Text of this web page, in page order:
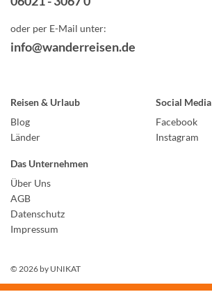
oder per E-Mail unter:
info@wanderreisen.de
Reisen & Urlaub
Blog
Länder
Social Media
Facebook
Instagram
Das Unternehmen
Über Uns
AGB
Datenschutz
Impressum
© 2026 by UNIKAT